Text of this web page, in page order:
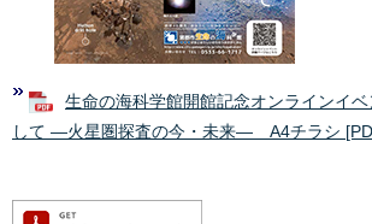
生命の海科学館開館記念オンラインイベ
して ―火星圏探査の今・未来― A4チラシ